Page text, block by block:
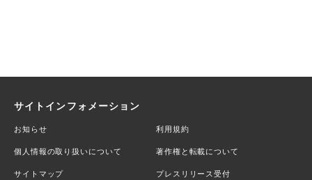
サイトインフォメーション
お知らせ 利用規約
個人情報の取り扱いについて 著作権と転載について
サイトマップ プレスリリース受付